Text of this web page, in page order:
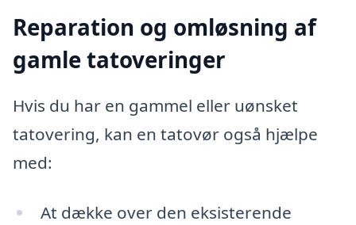
Reparation og omløsning af
gamle tatoveringer
Hvis du har en gammel eller uønsket
tatovering, kan en tatovør også hjælpe
med:
At dække over den eksisterende